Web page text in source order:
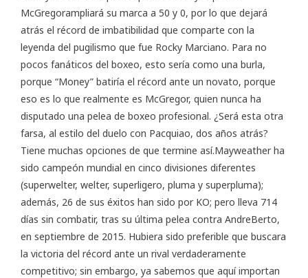
McGregorampliará su marca a 50 y 0, por lo que dejará
atrás el récord de imbatibilidad que comparte con la
leyenda del pugilismo que fue Rocky Marciano. Para no
pocos fanáticos del boxeo, esto sería como una burla,
porque “Money” batiría el récord ante un novato, porque
eso es lo que realmente es McGregor, quien nunca ha
disputado una pelea de boxeo profesional. ¿Será esta otra
farsa, al estilo del duelo con Pacquiao, dos años atrás?
Tiene muchas opciones de que termine así.Mayweather ha
sido campeón mundial en cinco divisiones diferentes
(superwelter, welter, superligero, pluma y superpluma);
además, 26 de sus éxitos han sido por KO; pero lleva 714
días sin combatir, tras su última pelea contra AndreBerto,
en septiembre de 2015. Hubiera sido preferible que buscara
la victoria del récord ante un rival verdaderamente
competitivo; sin embargo, ya sabemos que aquí importan